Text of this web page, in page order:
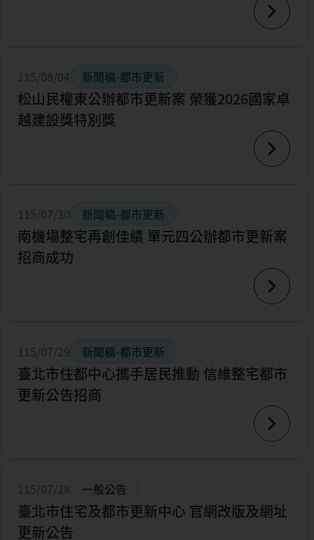
115/08/04 新聞稿-都市更新
松山民權東公辦都市更新案 榮獲2026國家卓
越建設獎特別獎
115/07/30 新聞稿-都市更新
南機場整宅再創佳績 單元四公辦都市更新案
招商成功
115/07/29 新聞稿-都市更新
臺北市住都中心攜手居民推動 信維整宅都市
更新公告招商
115/07/28 一般公告
臺北市住宅及都市更新中心 官網改版及網址
更新公告